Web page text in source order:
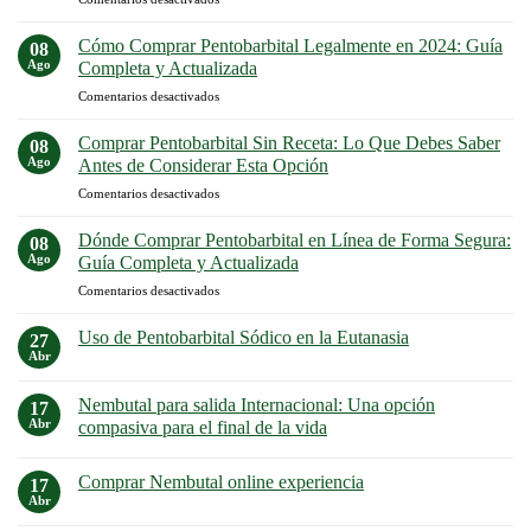
2025
para
una
Compra
Legal
Segura
en
pentobarbital
para
animales
de
España
08
Ago
Cómo Comprar Pentobarbital Legalmente en 2024: Guía
Completa y Actualizada
Comentarios desactivadosen
Comprar
Pentobarbital
Legalmente
en
Guía
Completa
y
Actualizada
08
Ago
Comprar Pentobarbital Sin Receta: Lo Que Debes Saber
Antes de Considerar Esta Opción
Comentarios desactivadosen
Pentobarbital
Sin
Receta:
Lo
Debes
Considerar
Esta
08
Ago
Dónde Comprar Pentobarbital en Línea de Forma Segura:
Guía Completa y Actualizada
Comentarios desactivadosen
Comprar
Pentobarbital
de
Forma
Completa
27
Abr
Uso de Pentobarbital Sódico en la Eutanasia
en
Uso
de
en
17
Abr
Nembutal para salida Internacional: Una opción
compasiva para el final de la vida
comentarios
17
Abr
Comprar Nembutal online experiencia